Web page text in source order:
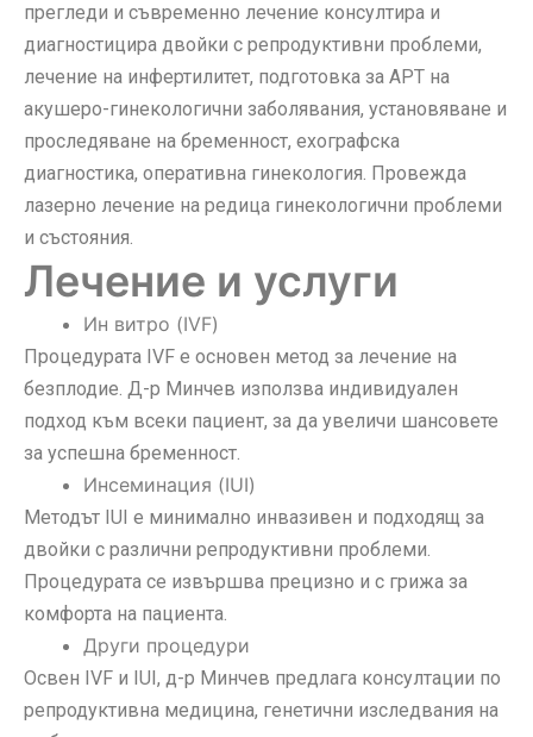
прегледи и съвременно лечение консултира и
диагностицира двойки с репродуктивни проблеми,
лечение на инфертилитет, подготовка за АРТ на
акушеро-гинекологични заболявания, установяване и
проследяване на бременност, ехографска
диагностика, оперативна гинекология. Провежда
лазерно лечение на редица гинекологични проблеми
и състояния.
Лечение и услуги
Ин витро (IVF)
Процедурата IVF е основен метод за лечение на
безплодие. Д-р Минчев използва индивидуален
подход към всеки пациент, за да увеличи шансовете
за успешна бременност.
Инсеминация (IUI)
Методът IUI е минимално инвазивен и подходящ за
двойки с различни репродуктивни проблеми.
Процедурата се извършва прецизно и с грижа за
комфорта на пациента.
Други процедури
Освен IVF и IUI, д-р Минчев предлага консултации по
репродуктивна медицина, генетични изследвания на